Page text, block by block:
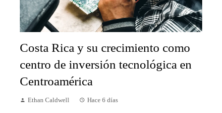
Costa Rica y su crecimiento como
centro de inversión tecnológica en
Centroamérica
Ethan Caldwell Hace 6 días